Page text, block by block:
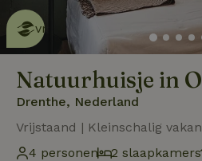
Dit natuurhuisje is eco-
vriendelijk
Natuurhuisje in
Drenthe, Nederland
Vrijstaand | Kleinschalig
4 personen
2 slaapkamers